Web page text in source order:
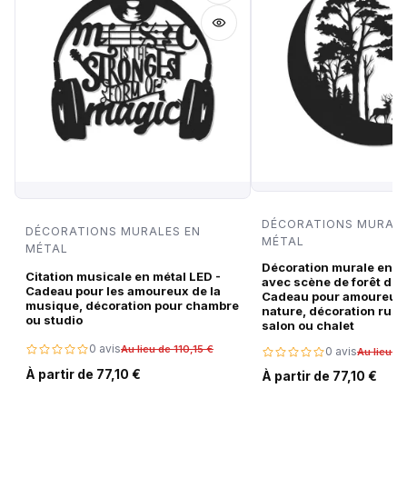
DÉCORATIONS MURALES EN
MÉTAL
Citation musicale en métal LED -
Cadeau pour les amoureux de la
musique, décoration pour chambre
ou studio
0 avisAu lieu de 110,15 €
À partir de 77,10 €
DÉCORATIONS
MÉTAL
Décoration murale en
avec scène de forêt de
Cadeau pour amoureux
nature, décoration
salon ou chalet
0 avisAu lieu
À partir de 77,10 €